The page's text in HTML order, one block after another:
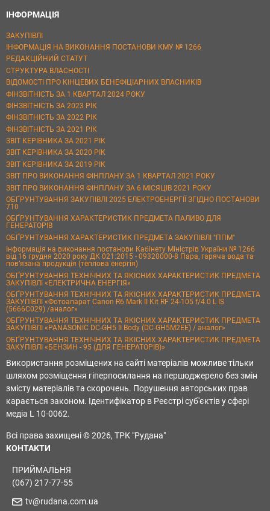
ІНФОРМАЦІЯ
ЗАКУПІВЛІ
ІНФОРМАЦІЯ НА ВИКОНАННЯ ПОСТАНОВИ КМУ № 1266
РЕДАКЦІЙНИЙ СТАТУТ
СТРУКТУРА ВЛАСНОСТІ
ВІДОМОСТІ ПРО КІНЦЕВИХ БЕНЕФІЦІАРНИХ ВЛАСНИКІВ
ФІНЗВІТНІСТЬ ЗА 1 КВАРТАЛ 2024 РОКУ
ФІНЗВІТНІСТЬ ЗА 2023 РІК
ФІНЗВІТНІСТЬ ЗА 2022 РІК
ФІНЗВІТНІСТЬ ЗА 2021 РІК
ЗВІТ КЕРІВНИКА ЗА 2021 РІК
ЗВІТ КЕРІВНИКА ЗА 2020 РІК
ЗВІТ КЕРІВНИКА ЗА 2019 РІК
ЗВІТ ПРО ВИКОНАННЯ ФІНПЛАНУ ЗА 1 КВАРТАЛ 2021 РОКУ
ЗВІТ ПРО ВИКОНАННЯ ФІНПЛАНУ ЗА 6 МІСЯЦІВ 2021 РОКУ
ОБҐРУНТУВАННЯ ЗАКУПІВЛІ 2025 ЕЛЕКТРОЕНЕРГІЇ ЗГІДНО ПОСТАНОВИ
710
ОБҐРУНТУВАННЯ ХАРАКТЕРИСТИК ПРЕДМЕТА ПАЛИВО ДЛЯ
ГЕНЕРАТОРІВ
ОБҐРУНТУВАННЯ ХАРАКТЕРИСТИК ПРЕДМЕТА ЗАКУПІВЛІ "ППМ"
Інформація на виконання постанови Кабінету Міністрів України № 1266
від 16 грудня 2020 року ДК 021:2015 - 09320000-8 Пара, гаряча вода та
пов’язана продукція (теплова енергія)
ОБҐРУНТУВАННЯ ТЕХНІЧНИХ ТА ЯКІСНИХ ХАРАКТЕРИСТИК ПРЕДМЕТА
ЗАКУПІВЛІ «ЕЛЕКТРИЧНА ЕНЕРГІЯ»
ОБҐРУНТУВАННЯ ТЕХНІЧНИХ ТА ЯКІСНИХ ХАРАКТЕРИСТИК ПРЕДМЕТА
ЗАКУПІВЛІ «Фотоапарат Canon R6 Mark II Kit RF 24-105 f/4.0 L IS
(5666C029) /аналог»
ОБҐРУНТУВАННЯ ТЕХНІЧНИХ ТА ЯКІСНИХ ХАРАКТЕРИСТИК ПРЕДМЕТА
ЗАКУПІВЛІ «PANASONIC DC-GH5 II Body (DC-GH5M2EE) / аналог»
ОБҐРУНТУВАННЯ ТЕХНІЧНИХ ТА ЯКІСНИХ ХАРАКТЕРИСТИК ПРЕДМЕТА
ЗАКУПІВЛІ «БЕНЗИН - 95 (ДЛЯ ГЕНЕРАТОРІВ)»
Використання розміщених на сайті матеріалів можливе тільки
шляхом розміщення гіперпосилання на першоджерело без змін
змісту матеріалів та скорочень. Порушення авторських прав
карається законом. Ідентифікатор в Реєстрі суб'єктів у сфері
медіа L 10-0062.
Всі права захищені © 2026, ТРК "Рудана"
КОНТАКТИ
ПРИЙМАЛЬНЯ
(067) 217-77-55
tv@rudana.com.ua